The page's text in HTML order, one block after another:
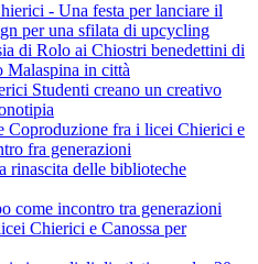
- Una festa per lanciare il
per una sfilata di upcycling
di Rolo ai Chiostri benedettini di
Malaspina in città
Studenti creano un creativo
Coproduzione fra i licei Chierici e
fra generazioni
rinascita delle biblioteche
come incontro tra generazioni
Chierici e Canossa per